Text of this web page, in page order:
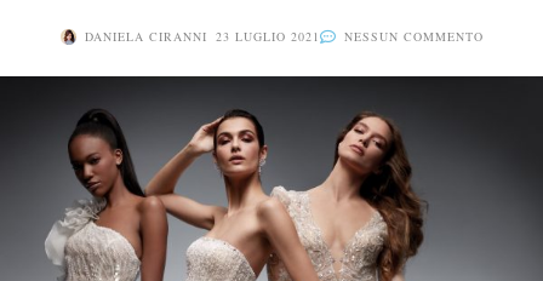
DANIELA CIRANNI 23 LUGLIO 2021 NESSUN COMMENTO